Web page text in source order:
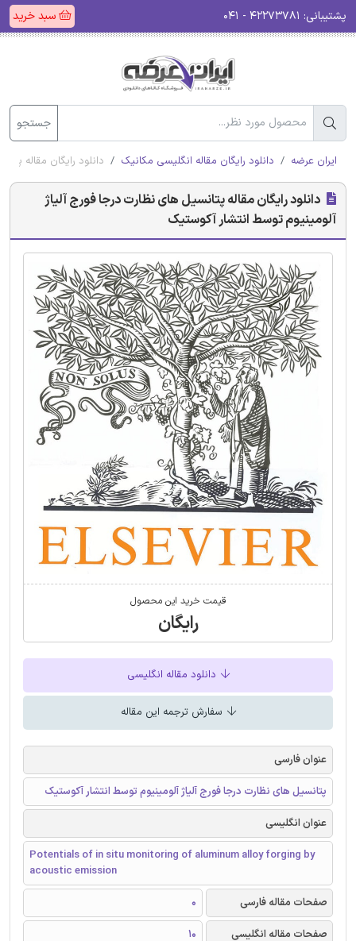
پشتیبانی: سبد خرید
جستجو
ایران عرضه دانلود رایگان مقاله انگلیسی مکانیک دانلود رایگان مقاله
دانلود رایگان مقاله پتانسیل های نظارت درجا فورج آلیاژ
آلومینیوم توسط انتشار آکوستیک
قیمت خرید این محصول
رایگان
دانلود مقاله انگلیسی
سفارش ترجمه این مقاله
عنوان فارسی
پتانسیل های نظارت درجا فورج آلیاژ آلومینیوم توسط انتشار آکوستیک
عنوان انگلیسی
Potentials of in situ monitoring of aluminum alloy forging by
acoustic emission
صفحات مقاله فارسی
0
صفحات مقاله انگلیسی
10